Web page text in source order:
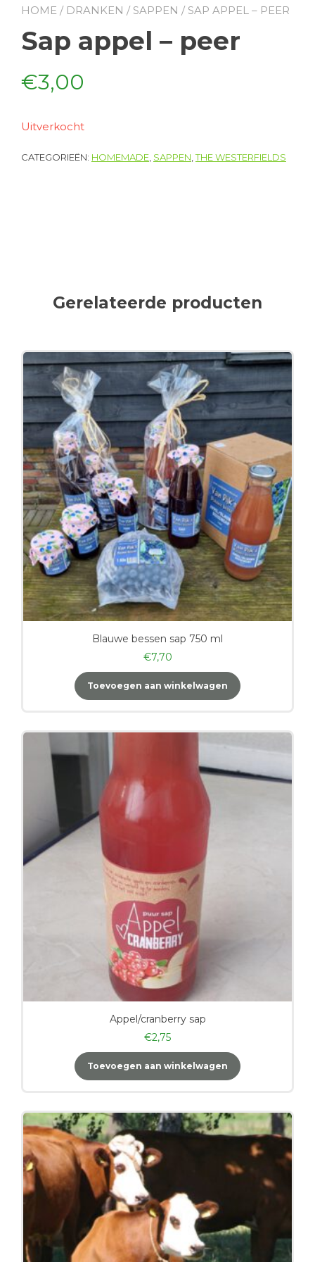
HOME / DRANKEN / SAPPEN / SAP APPEL – PEER
Sap appel – peer
€3,00
Uitverkocht
CATEGORIEËN: HOMEMADE SAPPEN ,THE WESTERFIELDS
Gerelateerde producten
Blauwe bessen sap 750 ml
€7,70
Toevoegen aan winkelwagen
Appel/cranberry sap
€2,75
Toevoegen aan winkelwagen